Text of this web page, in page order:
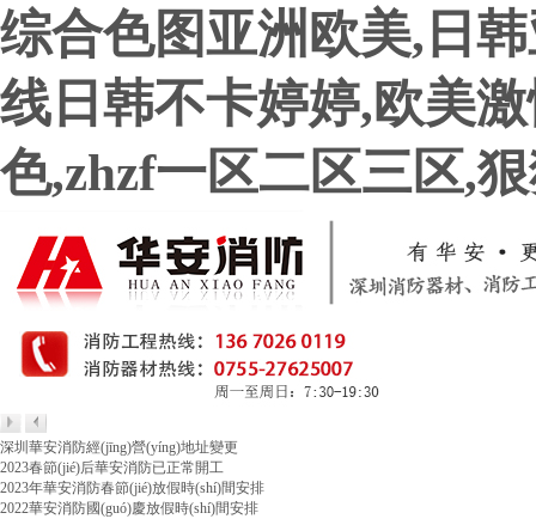
综合色图亚洲欧美,日
线日韩不卡婷婷,欧美
色,zhzf一区二区三区,
深圳華安消防經(jīng)營(yíng)地址變更
2023春節(jié)后華安消防已正常開工
2023年華安消防春節(jié)放假時(shí)間安排
2022華安消防國(guó)慶放假時(shí)間安排